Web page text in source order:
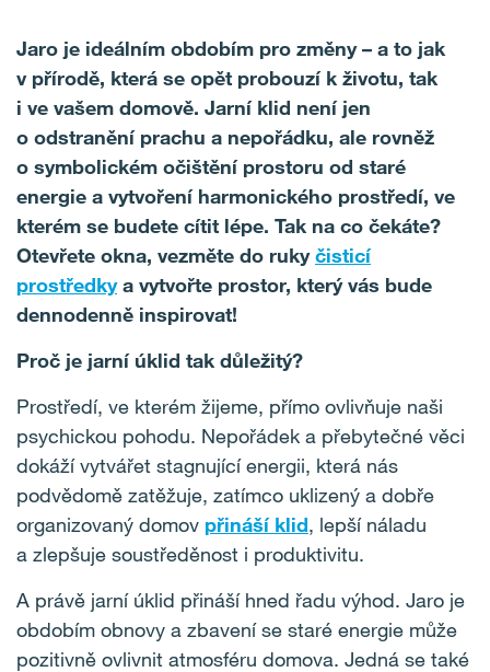
Jaro je ideálním obdobím pro změny – a to jak
v přírodě, která se opět probouzí k životu, tak
i ve vašem domově. Jarní klid není jen
o odstranění prachu a nepořádku, ale rovněž
o symbolickém očištění prostoru od staré
energie a vytvoření harmonického prostředí, ve
kterém se budete cítit lépe. Tak na co čekáte?
Otevřete okna, vezměte do rukyčisticí
prostředky a vytvořte prostor, který vás bude
dennodenně inspirovat!
Proč je jarní úklid tak důležitý?
Prostředí, ve kterém žijeme, přímo ovlivňuje naši
psychickou pohodu. Nepořádek a přebytečné věci
dokáží vytvářet stagnující energii, která nás
podvědomě zatěžuje, zatímco uklizený a dobře
organizovaný domov přináší klid, lepší náladu
a zlepšuje soustředěnost i produktivitu.
A právě jarní úklid přináší hned řadu výhod. Jaro je
obdobím obnovy a zbavení se staré energie může
pozitivně ovlivnit atmosféru domova. Jedná se také